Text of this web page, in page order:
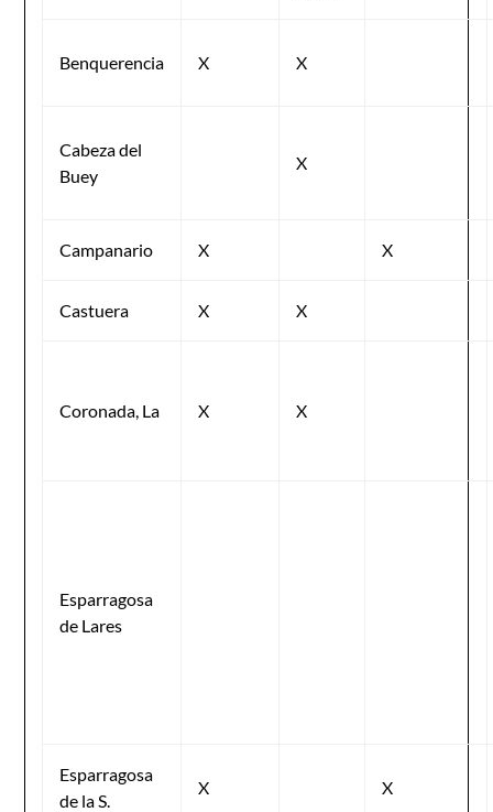
Benquerencia X X
Cabeza del
Buey
X
Campanario X X
Castuera X X
Coronada, La X X
Esparragosa
de Lares
Esparragosa
de la S.
X X